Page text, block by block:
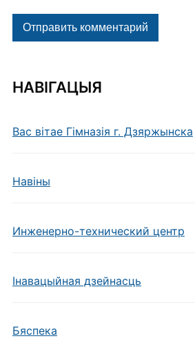
НАВІГАЦЫЯ
Вас вітае Гімназія г. Дзяржынска
Навiны
Инженерно-технический центр
Інавацыйная дзейнасць
Бяспека